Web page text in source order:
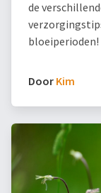
de
bloeiperioden!
Door Kim